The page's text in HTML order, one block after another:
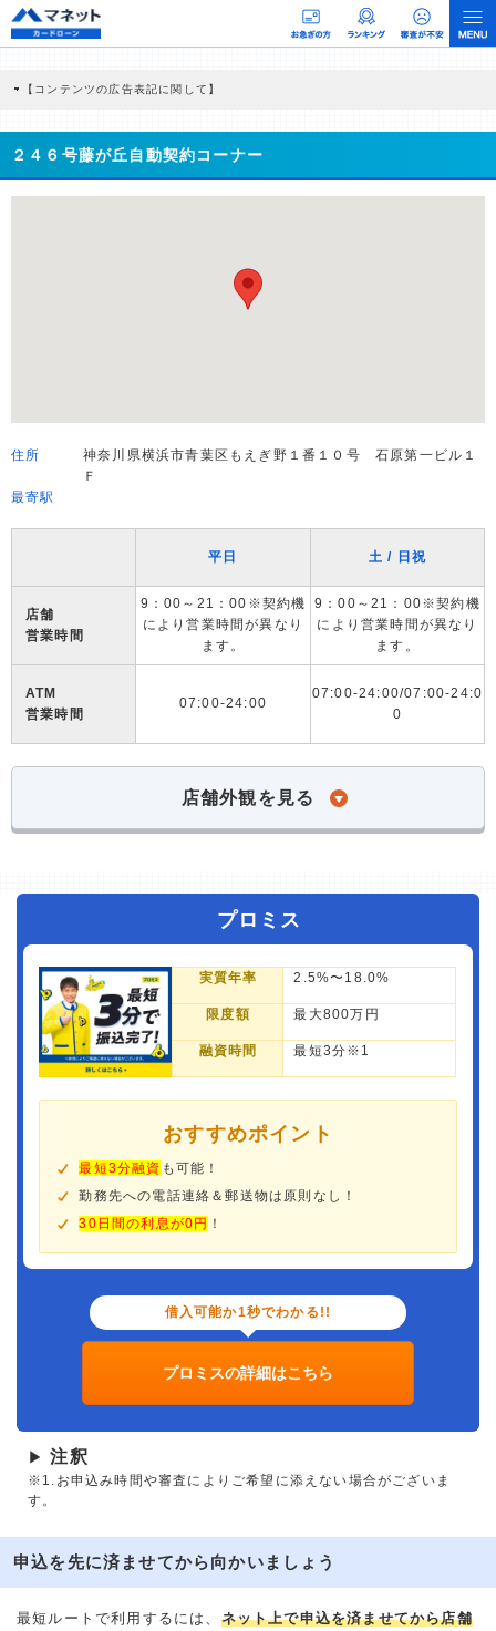
【コンテンツの広告表記に関して】
商品を根拠なくPRするものではなく、当編集部の調査／ユーザーへの口コミ収集な
どに基づき、公平性を担保した情報提供を行っています。
>提携企業一覧
２４６号藤が丘自動契約コーナー
住所
神奈川県横浜市青葉区もえぎ野１番１０号 石原第一ビル１
Ｆ
最寄駅
平日 土 / 日祝
店舗
営業時間
9：00～21：00※契約機
により営業時間が異なり
ます。
9：00～21：00※契約機
により営業時間が異なり
ます。
ATM
営業時間
07:00-24:00
07:00-24:00/07:00-24:0
0
店舗外観を見る
プロミス
実質年率 2.5%〜18.0%
限度額 最大800万円
融資時間 最短3分※1
おすすめポイント
最短3分融資 も可能！
勤務先への電話連絡＆郵送物は原則なし！
30日間の利息が0円 ！
借入可能か1秒でわかる!!
プロミスの詳細はこちら
▶ 注釈
※1.お申込み時間や審査によりご希望に添えない場合がございま
す。
申込を先に済ませてから向かいましょう
最短ルートで利用するには、 ネット上で申込を済ませてから店舗